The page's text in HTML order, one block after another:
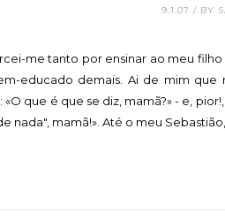
9.1.07 / BY
me tanto por ensinar ao meu
educado demais. Ai de mim
que é que se diz, mamã?» - e,
nada", mamã!». Até o meu Sebastião,